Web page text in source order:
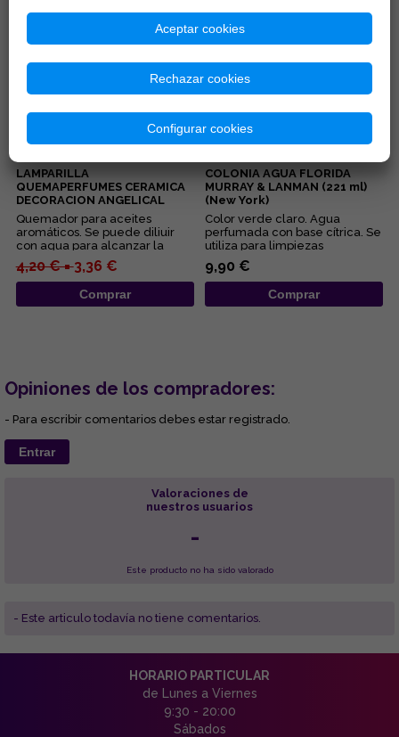
Comprar Comprar
LAMPARILLA
QUEMAPERFUMES CERAMICA
DECORACION ANGELICAL
COLOR BLANCO 9x10 cm.
Quemador para aceites
aromáticos. Se puede diliuir
con agua para alcanzar la
intensidad deseada....
4,20 € =3,36 €
Comprar
COLONIA AGUA FLORIDA
MURRAY & LANMAN (221 ml)
(New York)
Color verde claro. Agua
perfumada con base cítrica. Se
utiliza para limpiezas
energéticas....
9,90 €
Comprar
Opiniones de los compradores:
- Para escribir comentarios debes estar registrado.
Entrar
Valoraciones de
nuestros usuarios
-
Este producto no ha sido valorado
- Este articulo todavía no tiene comentarios.
HORARIO PARTICULAR
de Lunes a Viernes
9:30 - 20:00
Sábados
Aceptar cookies
Rechazar cookies
Configurar cookies